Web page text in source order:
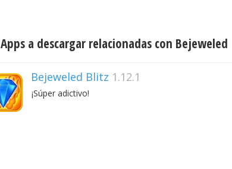
Apps a descargar relacionadas con Bejeweled
Bejeweled Blitz 1.12.1
¡Súper adictivo!